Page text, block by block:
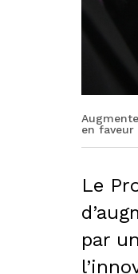
en faveur
Le
par